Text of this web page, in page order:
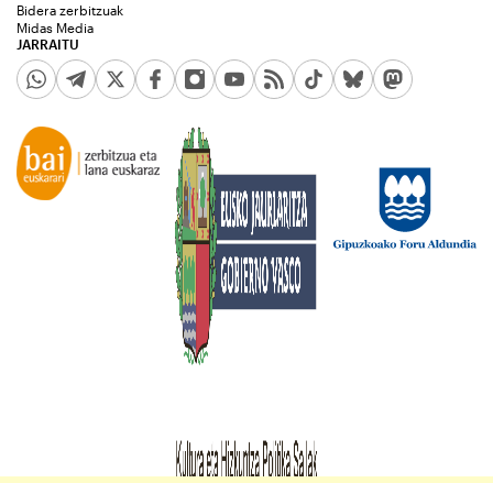
JARRAITU
Bidera zerbitzuak
Midas Media